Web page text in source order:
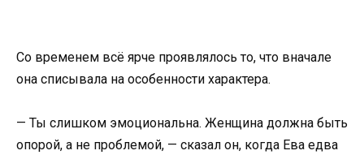
Со временем всё ярче проявлялось то, что вначале
она списывала на особенности характера.
— Ты слишком эмоциональна. Женщина должна быть
опорой, а не проблемой, — сказал он, когда Ева едва